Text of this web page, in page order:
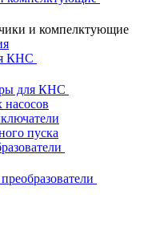
и компелктующие
КНС
для КНС
пуска